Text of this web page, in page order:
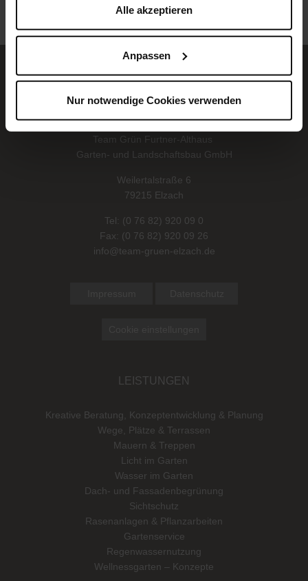
Cookies, wenn Sie unsere Webseite weiterhin nutzen.
Alle akzeptieren
Anpassen
Nur notwendige Cookies verwenden
Team Grün Furtner-Althaus
Garten- und Landschaftsbau GmbH
Weilertalstraße 6
79215 Elzach
Tel: (0 76 82) 920 09 0
Fax: (0 76 82) 920 09 26
info@team-gruen-elzach.de
LEISTUNGEN
Kreative Beratung, Konzeptentwicklung & Planung
Wege, Plätze & Terrassen
Mauern & Treppen
Licht im Garten
Wasser im Garten
Dach- und Fassadenbegrünung
Sichtschutz
Rasenanlagen & Pflanzarbeiten
Gartenservice
Regenwassernutzung
Wellnessgarten – Konzepte